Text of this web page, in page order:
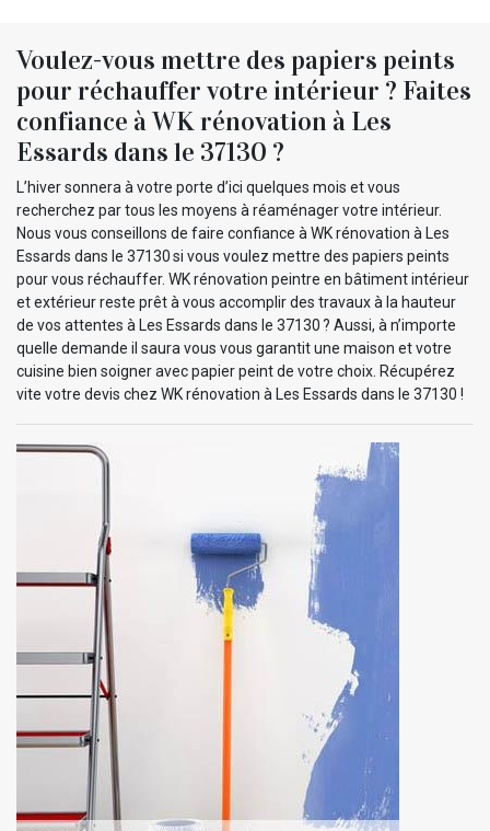
Voulez-vous mettre des papiers peints
pour réchauffer votre intérieur ? Faites
confiance à WK rénovation à Les
Essards dans le 37130 ?
L’hiver sonnera à votre porte d’ici quelques mois et vous
recherchez par tous les moyens à réaménager votre intérieur.
Nous vous conseillons de faire confiance à WK rénovation à Les
Essards dans le 37130 si vous voulez mettre des papiers peints
pour vous réchauffer. WK rénovation peintre en bâtiment intérieur
et extérieur reste prêt à vous accomplir des travaux à la hauteur
de vos attentes à Les Essards dans le 37130 ? Aussi, à n’importe
quelle demande il saura vous vous garantit une maison et votre
cuisine bien soigner avec papier peint de votre choix. Récupérez
vite votre devis chez WK rénovation à Les Essards dans le 37130 !